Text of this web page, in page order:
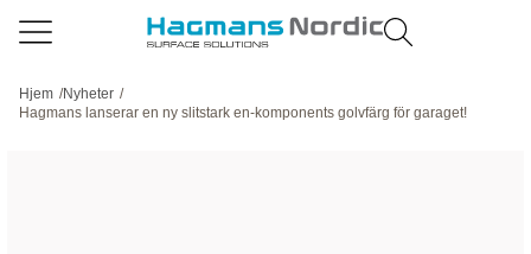
Hjem /Nyheter /
Hagmans lanserar en ny slitstark en-komponents golvfärg för garaget!